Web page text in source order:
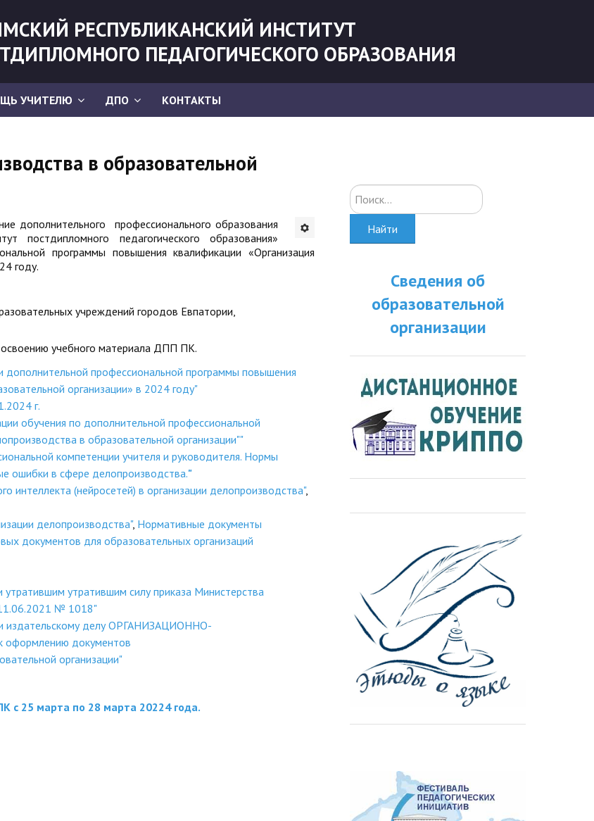
РЕСПУБЛИКАНСКИЙ ИНСТИТУТ
ПЕДАГОГИЧЕСКОГО ОБРАЗОВАНИЯ
УЧИТЕЛЮ ДПО КОНТАКТЫ
в образовательной
дополнительного профессионального образования
постдипломного педагогического образования»
программы повышения квалификации «Организация
году.
учреждений городов Евпатории,
учебного материала ДПП ПК.
профессиональной программы повышения
организации» в 2024 году"
г.
обучения по дополнительной профессиональной
в образовательной организации""
компетенции учителя и руководителя. Нормы
ошибки в сфере делопроизводства."
интеллекта (нейросетей) в организации делопроизводства",
делопроизводства", Нормативные документы
документов для образовательных организаций
утратившим силу приказа Министерства
№ 1018"
издательскому делу ОРГАНИЗАЦИОННО-
документов
организации"
с 25 марта по 28 марта 20224 года.
Искать...
Найти
Сведения об
образовательной
организации